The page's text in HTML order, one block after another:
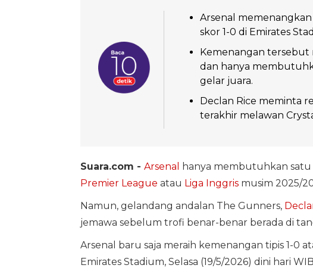
Arsenal
skor 1-0 di Emirates
Kemenangan tersebut
dan hanya
gelar juara.
Declan Rice meminta
terakhir melawan
Suara.com - Arsenal
hanya membutuhkan
Premier League atau Liga Inggrismusim 2025/
Namun, gelandang andalan The Gunners,
jemawa sebelum trofi benar-benar berada di
Arsenal baru saja meraih kemenangan tipis 1-0
Emirates Stadium, Selasa (19/5/2026) dini hari